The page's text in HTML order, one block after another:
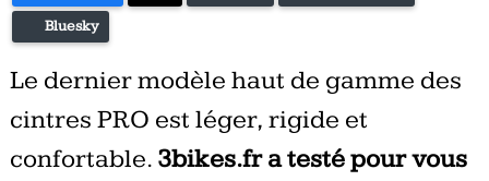
Bluesky
Le dernier modèle haut de gamme des
cintres PRO est léger, rigide et
confortable. 3bikes.fr a testé pour vous